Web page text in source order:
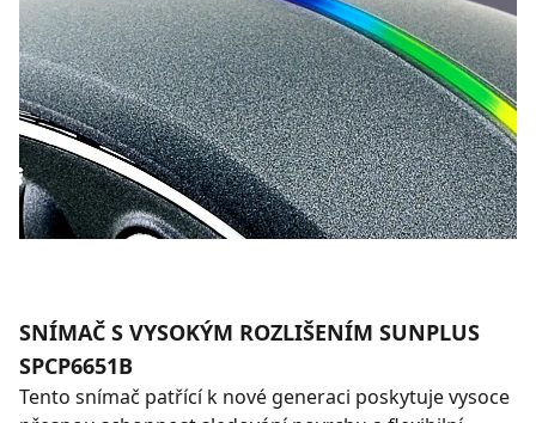
SNÍMAČ S VYSOKÝM ROZLIŠENÍM SUNPLUS
SPCP6651B
Tento snímač patřící k nové generaci poskytuje vysoce